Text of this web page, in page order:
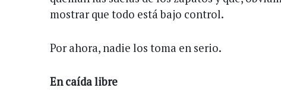
mostrar que todo está bajo control.
Por ahora, nadie los toma en serio.
En caída libre